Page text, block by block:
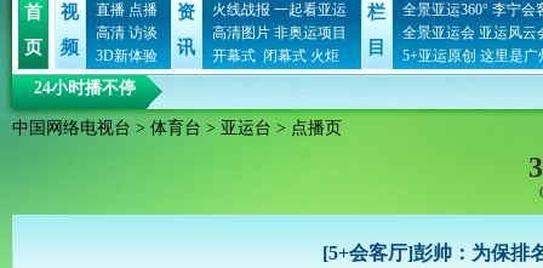
首
页
视
频
直播 点播
高清 访谈
3D新体验
资
讯
火线战报 一起看亚运
高清图片 非奥运项目
开幕式 闭幕式 火炬
栏
目
全景亚运360° 李宁会
全景亚运会 亚运风云
5+亚运原创 这里是广
24小时播不停
中国网络电视台 > 体育台 > 亚运台 > 点播页
[5+会客厅]彭帅：为保排